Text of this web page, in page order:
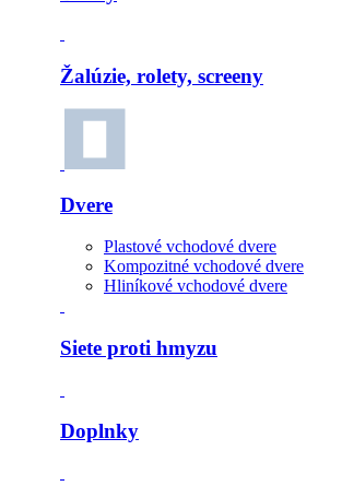
Žalúzie, rolety, screeny
Dvere
Plastové vchodové dvere
Kompozitné vchodové dvere
Hliníkové vchodové dvere
Siete proti hmyzu
Doplnky